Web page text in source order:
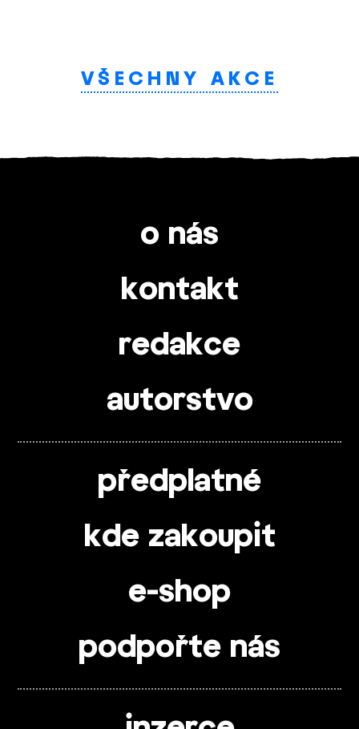
VŠECHNY AKCE
o nás
kontakt
redakce
autorstvo
předplatné
kde zakoupit
e-shop
podpořte nás